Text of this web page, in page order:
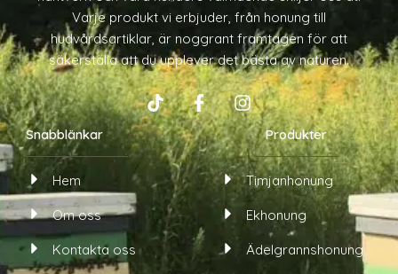
Varje produkt vi erbjuder, från honung till
hudvårdsartiklar, är noggrant framtagen för att
säkerställa att du upplever det bästa av naturen.
T
i
k
t
o
k
F
a
c
e
b
o
k
-
f
I
n
s
t
a
g
r
a
m
Snabblänkar
Hem
Om oss
Kontakta oss
Produkter
Timjanhonung
Ekhonung
Ädelgrannshonung